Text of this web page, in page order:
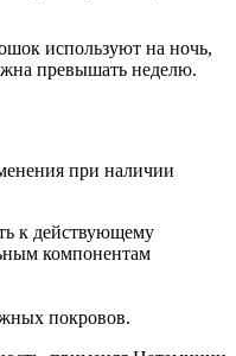
используют на ночь,
превышать неделю.
при наличии
к действующему
компонентам
покровов.